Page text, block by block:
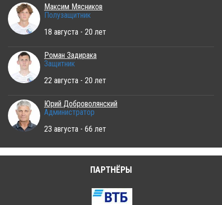
Максим Мясников
Полузащитник
18 августа - 20 лет
Роман Задирака
Защитник
22 августа - 20 лет
Юрий Доброволянский
Администратор
23 августа - 66 лет
ПАРТНЁРЫ